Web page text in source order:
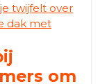
twijfelt over
dak met
om